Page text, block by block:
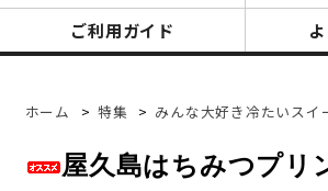
ご利用ガイド
ホーム > 特集 > みんな大好き冷たいスイ
屋久島はちみつプリ